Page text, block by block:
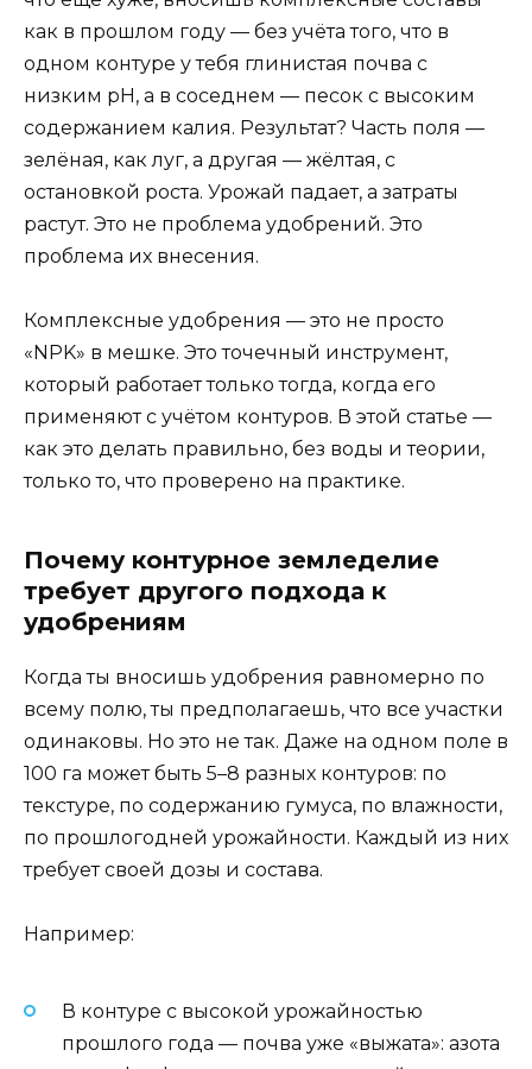
как в прошлом году — без учёта того, что в
одном контуре у тебя глинистая почва с
низким pH, а в соседнем — песок с высоким
содержанием калия. Результат? Часть поля —
зелёная, как луг, а другая — жёлтая, с
остановкой роста. Урожай падает, а затраты
растут. Это не проблема удобрений. Это
проблема их внесения.
Комплексные удобрения — это не просто
«NPK» в мешке. Это точечный инструмент,
который работает только тогда, когда его
применяют с учётом контуров. В этой статье —
как это делать правильно, без воды и теории,
только то, что проверено на практике.
Почему контурное земледелие
требует другого подхода к
удобрениям
Когда ты вносишь удобрения равномерно по
всему полю, ты предполагаешь, что все участки
одинаковы. Но это не так. Даже на одном поле в
100 га может быть 5–8 разных контуров: по
текстуре, по содержанию гумуса, по влажности,
по прошлогодней урожайности. Каждый из них
требует своей дозы и состава.
Например:
В контуре с высокой урожайностью
прошлого года — почва уже «выжата»: азота